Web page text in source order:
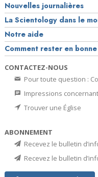
Nouvelles journalières
La Scientology dans le
Notre aide
Comment rester en
CONTACTEZ-NOUS
Pour toute question :
Impressions
Trouver une Église
ABONNEMENT
Recevez le bulletin
Recevez le bulletin